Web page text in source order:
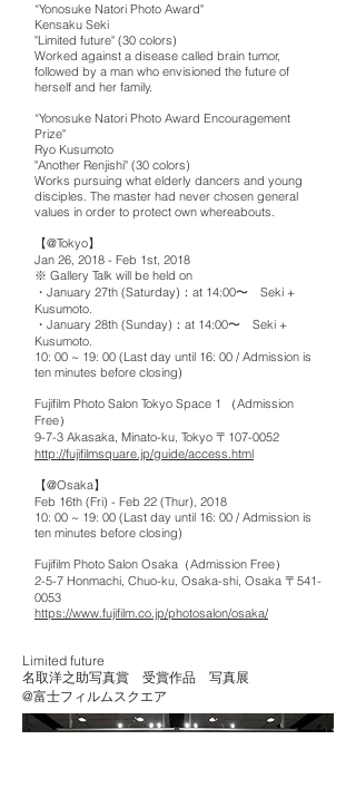
“Yonosuke Natori Photo Award"
Kensaku Seki
"Limited future" (30 colors)
Worked against a disease called brain tumor,
followed by a man who envisioned the future of
herself and her family.
“Yonosuke Natori Photo Award Encouragement
Prize"
Ryo Kusumoto
"Another Renjishi" (30 colors)
Works pursuing what elderly dancers and young
disciples. The master had never chosen general
values in order to protect own whereabouts.
【@Tokyo】
Jan 26, 2018 - Feb 1st, 2018
※ Gallery Talk will be held on
・January 27th (Saturday)：at 14:00〜 Seki +
Kusumoto.
・January 28th (Sunday)：at 14:00〜 Seki +
Kusumoto.
10: 00 ~ 19: 00 (Last day until 16: 00 / Admission is
ten minutes before closing)
Fujifilm Photo Salon Tokyo Space 1 （Admission
Free）
9-7-3 Akasaka, Minato-ku, Tokyo 〒107-0052
http://fujifilmsquare.jp/guide/access.html
【@Osaka】
Feb 16th (Fri) - Feb 22 (Thur), 2018
10: 00 ~ 19: 00 (Last day until 16: 00 / Admission is
ten minutes before closing)
Fujifilm Photo Salon Osaka（Admission Free）
2-5-7 Honmachi, Chuo-ku, Osaka-shi, Osaka 〒541-
0053
https://www.fujifilm.co.jp/photosalon/osaka/
Limited future
名取洋之助写真賞 受賞作品 写真展
@富士フィルムスクエア